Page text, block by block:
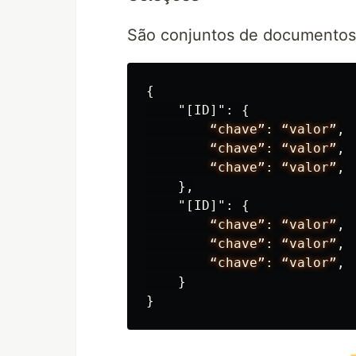
São conjuntos de
{
"[ID]" :
{
“chave”:
“valor” ,
“chave”:
“valor” ,
“chave”:
“valor” ,
},
"[ID]" :
{
“chave”:
“valor” ,
“chave”:
“valor” ,
“chave”:
“valor” ,
}
}